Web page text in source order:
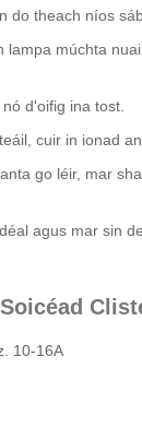
do theach níos
lampa múchta
d'oifig ina tost.
cuir in ionad
go léir, mar
agus mar sin de.
10-16A